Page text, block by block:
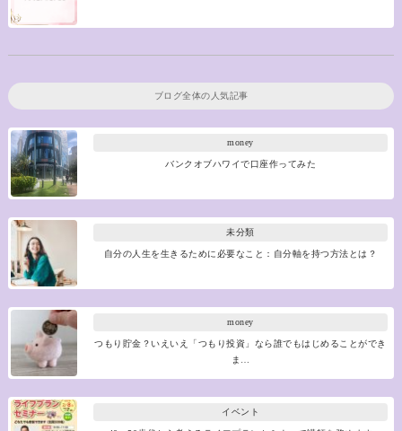
ブログ全体の人気記事
money
バンクオブハワイで口座作ってみた
未分類
自分の人生を生きるために必要なこと：自分軸を持つ方法とは？
money
つもり貯金？いえいえ「つもり投資」なら誰でもはじめることができ
ま…
イベント